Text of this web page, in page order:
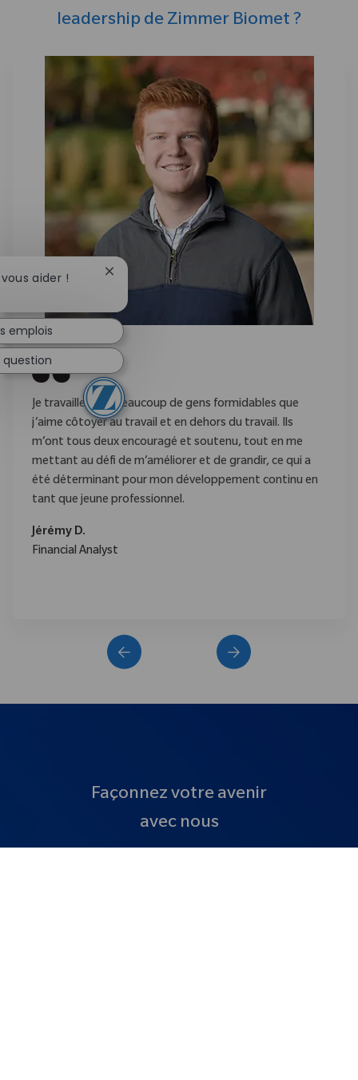
leadership de Zimmer Biomet ?
Je travaille avec beaucoup de gens formidables que
j’aime côtoyer au travail et en dehors du travail. Ils
m’ont tous deux encouragé et soutenu, tout en me
mettant au défi de m’améliorer et de grandir, ce qui a
été déterminant pour mon développement continu en
tant que jeune professionnel.
Jérémy D.
Financial Analyst
Façonnez votre avenir
avec nous
aider ! Fermer la notification du chatbot
emplois
question